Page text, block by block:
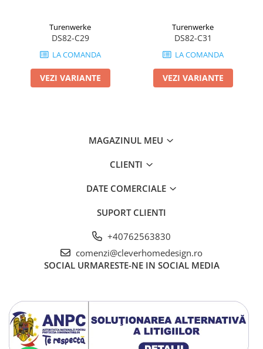
Turenwerke
DS82-C29
LA COMANDA
VEZI VARIANTE
Turenwerke
DS82-C31
LA COMANDA
VEZI VARIANTE
MAGAZINUL MEU
CLIENTI
DATE COMERCIALE
SUPORT CLIENTI
+40762563830
comenzi@cleverhomedesign.ro
SOCIAL URMARESTE-NE IN SOCIAL MEDIA